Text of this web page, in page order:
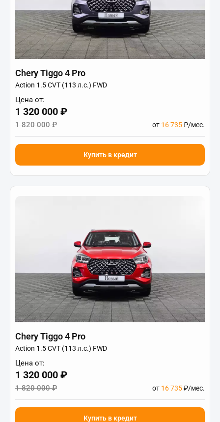
Chery Tiggo 4 Pro
Action 1.5 CVT (113 л.с.) FWD
Цена от:
1 320 000 ₽
1 820 000 ₽ от 16 735₽/мес.
Купить в кредит
Chery Tiggo 4 Pro
Action 1.5 CVT (113 л.с.) FWD
Цена от:
1 320 000 ₽
1 820 000 ₽ от 16 735₽/мес.
Купить в кредит